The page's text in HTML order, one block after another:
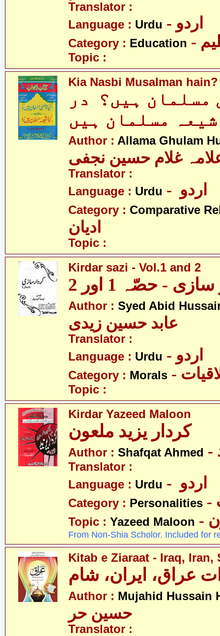
Translator :
Language : Urdu - اردو
Category : Education
Topic :
Kia Nasbi Musalman hain?
مسلمان ہیں؟ در
مسلمان ہیں
Author : Allama Ghulam
غلام حسین نجفی
Translator :
Language : Urdu
Category : Comparative
ادیان
Topic :
Kirdar sazi - Vol.1 and 2
- حصّہ 1 اور 2
Author : Syed Abid
عابد حسین زیدی
Translator :
Language : Urdu - اردو
Category : Morals
Topic :
Kirdar Yazeed Maloon
کردار یزید ملعون
Author : Shafqat Ahmed
Translator :
Language : Urdu
Category : Personalities
Topic : Yazeed Maloon
From Non-Shia Scholor. Included for
Kitab e Ziaraat - Iraq, Iran,
عراق، ایران، شام
Author : Mujahid Hussain
حسین حر
Translator :